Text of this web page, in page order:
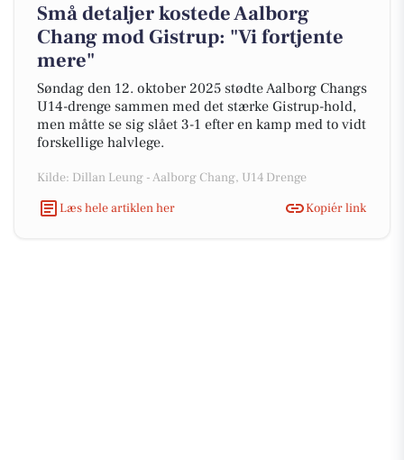
Små detaljer kostede Aalborg
Chang mod Gistrup: "Vi fortjente
mere"
Søndag den 12. oktober 2025 stødte Aalborg Changs
U14-drenge sammen med det stærke Gistrup-hold,
men måtte se sig slået 3-1 efter en kamp med to vidt
forskellige halvlege.
Kilde: Dillan Leung - Aalborg Chang, U14 Drenge
Læs hele artiklen her
Kopiér link